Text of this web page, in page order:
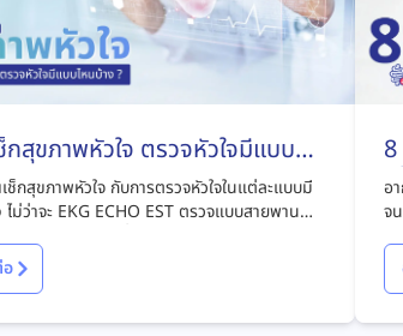
กสุขภาพหัวใจ ตรวจหัวใจมีแบบ
ง ?
กสุขภาพหัวใจ กับการตรวจหัวใจในแต่ละแบบมี
ไม่ว่าจะ EKG ECHO EST ตรวจแบบสายพาน
เ
อ
จ